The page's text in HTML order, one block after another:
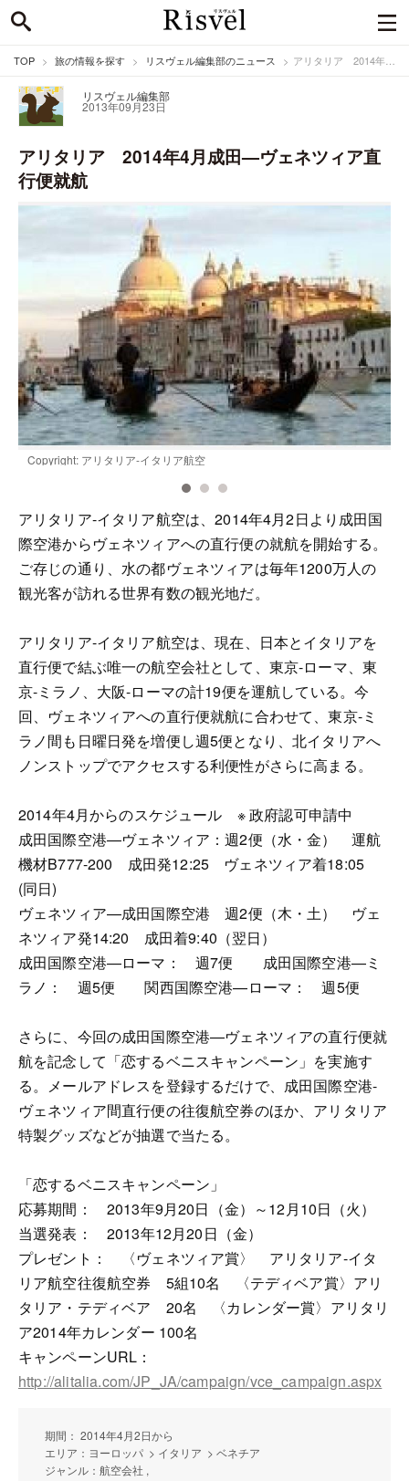
TOP 旅の情報を探す リスヴェル編集部のニュース アリタリア 2014年4月成田—ヴェネツィア直行便就航
リスヴェル編集部
2013年09月23日
アリタリア 2014年4月成田—ヴェネツィア直
行便就航
Copyright: アリタリア-イタリア航空
アリタリア-イタリア航空は、2014年4月2日より成田国
際空港からヴェネツィアへの直行便の就航を開始する。
ご存じの通り、水の都ヴェネツィアは毎年1200万人の
観光客が訪れる世界有数の観光地だ。
アリタリア-イタリア航空は、現在、日本とイタリアを
直行便で結ぶ唯一の航空会社として、東京-ローマ、東
京-ミラノ、大阪-ローマの計19便を運航している。今
回、ヴェネツィアへの直行便就航に合わせて、東京-ミ
ラノ間も日曜日発を増便し週5便となり、北イタリアへ
ノンストップでアクセスする利便性がさらに高まる。
2014年4月からのスケジュール ※ 政府認可申請中
成田国際空港—ヴェネツィア：週2便（水・金） 運航
機材B777-200 成田発12:25 ヴェネツィア着18:05
(同日)
ヴェネツィア—成田国際空港 週2便（木・土） ヴェ
ネツィア発14:20 成田着9:40（翌日）
成田国際空港—ローマ： 週7便 成田国際空港—ミ
ラノ： 週5便 関西国際空港—ローマ： 週5便
さらに、今回の成田国際空港—ヴェネツィアの直行便就
航を記念して「恋するベニスキャンペーン」を実施す
る。メールアドレスを登録するだけで、成田国際空港-
ヴェネツィア間直行便の往復航空券のほか、アリタリア
特製グッズなどが抽選で当たる。
「恋するベニスキャンペーン」
応募期間： 2013年9月20日（金）～12月10日（火）
当選発表： 2013年12月20日（金）
プレゼント： 〈ヴェネツィア賞〉 アリタリア-イタ
リア航空往復航空券 5組10名 〈テディベア賞〉アリ
タリア・テディベア 20名 〈カレンダー賞〉アリタリ
ア2014年カレンダー 100名
キャンペーンURL：
http://alitalia.com/JP_JA/campaign/vce_campaign.aspx
期間： 2014年4月2日から
エリア：ヨーロッパ > イタリア > ベネチア
ジャンル：航空会社 ,